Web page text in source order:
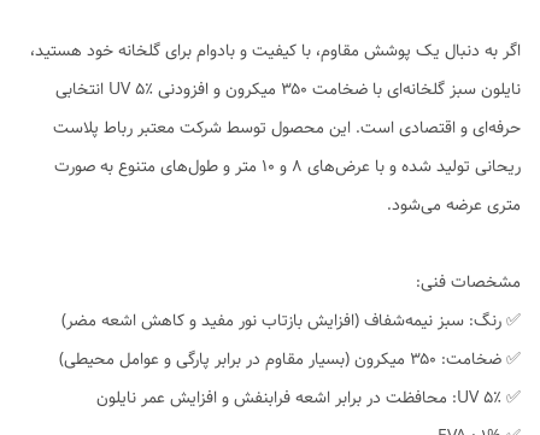
اگر به دنبال یک پوشش مقاوم، با کیفیت و بادوام برای گلخانه خود هستید،
نایلون سبز گلخانه‌ای با ضخامت ۳۵۰ میکرون و افزودنی UV ۵٪ انتخابی
حرفه‌ای و اقتصادی است. این محصول توسط شرکت معتبر رباط پلاست
ریحانی تولید شده و با عرض‌های ۸ و ۱۰ متر و طول‌های متنوع به صورت
متری عرضه می‌شود.
مشخصات فنی:
✅ رنگ: سبز نیمه‌شفاف (افزایش بازتاب نور مفید و کاهش اشعه مضر)
✅ ضخامت: ۳۵۰ میکرون (بسیار مقاوم در برابر پارگی و عوامل محیطی)
✅ UV ۵٪: محافظت در برابر اشعه فرابنفش و افزایش عمر نایلون